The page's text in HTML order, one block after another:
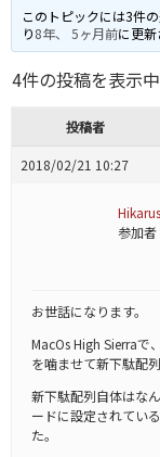
このトピックには3件
り8年、 5ヶ月前に更新
4件の投稿を表示
投稿者
2018/02/21 10:27
参加者
お世話になります。
MacOs High Sierraで
を噛ませて新下駄配
新下駄配列自体はな
ードに設定されてい
た。